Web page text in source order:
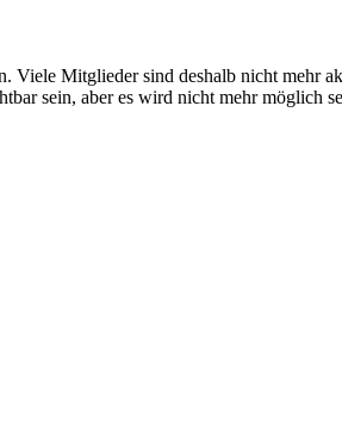
Viele Mitglieder sind deshalb nicht mehr
sein, aber es wird nicht mehr möglich